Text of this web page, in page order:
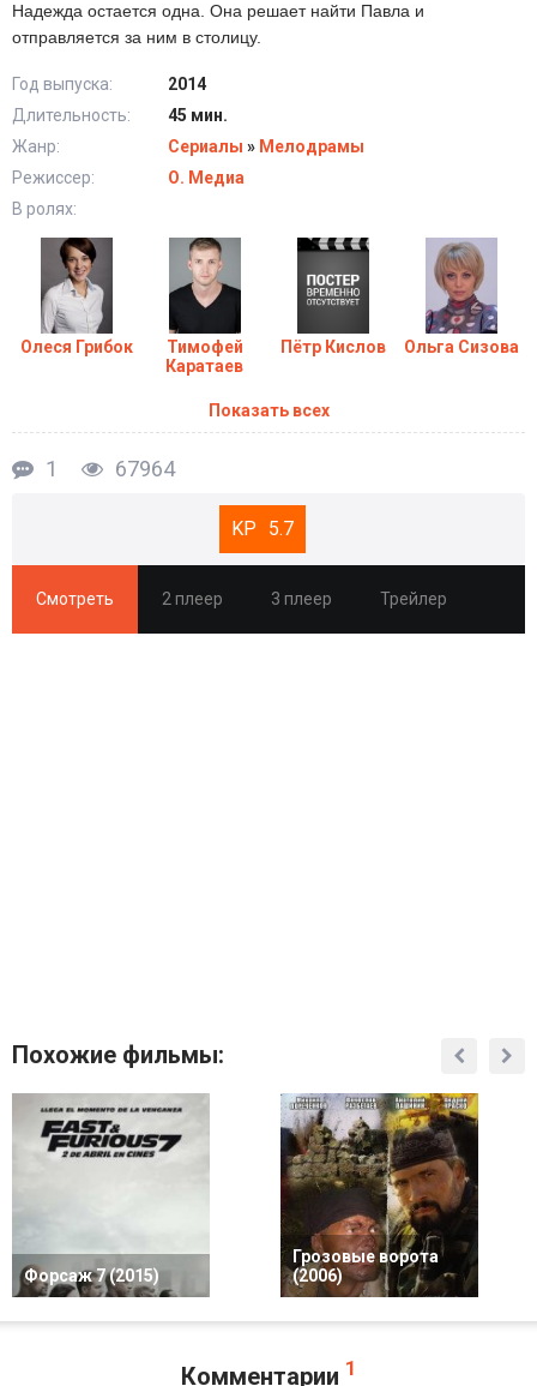
Надежда остается одна. Она решает найти Павла и
отправляется за ним в столицу.
Год выпуска:
2014
Длительность:
45 мин.
Жанр:
Сериалы » Мелодрамы
Режиссер:
О. Медиа
В ролях:
Олеся Грибок
Тимофей
Каратаев
Пётр Кислов Ольга Сизова
Показать всех
1 67964
5.7
Смотреть 2 плеер 3 плеер Трейлер
Похожие фильмы:
Форсаж 7 (2015)
Грозовые ворота
(2006)
Комментарии 1